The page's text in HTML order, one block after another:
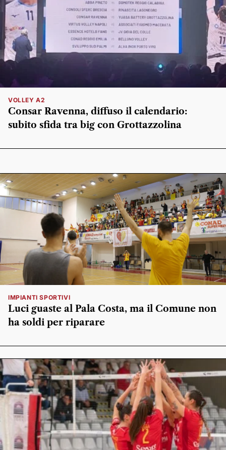
VOLLEY A2
Consar Ravenna, diffuso il calendario:
subito sfida tra big con Grottazzolina
IMPIANTI SPORTIVI
Luci guaste al Pala Costa, ma il Comune non
ha soldi per riparare